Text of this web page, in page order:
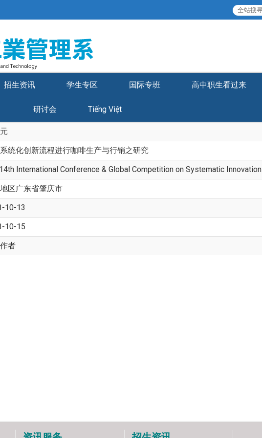
招生资讯 学生专区 国际专班 高中职生看过来
研讨会 Tiếng Việt
统化创新流程进行咖啡生产与行销之研究
International Conference & Global Competition on Systematic Innovation
区广东省肇庆市
10-13
10-15
者